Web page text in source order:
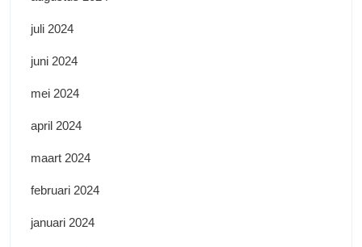
juli 2024
juni 2024
mei 2024
april 2024
maart 2024
februari 2024
januari 2024